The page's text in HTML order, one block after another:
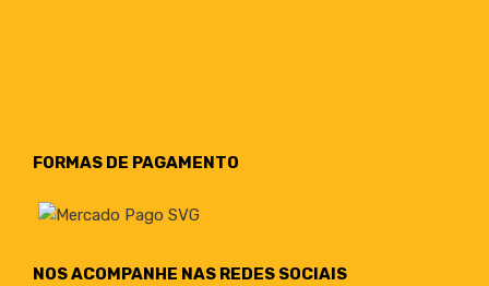
FORMAS DE PAGAMENTO
NOS ACOMPANHE NAS REDES SOCIAIS